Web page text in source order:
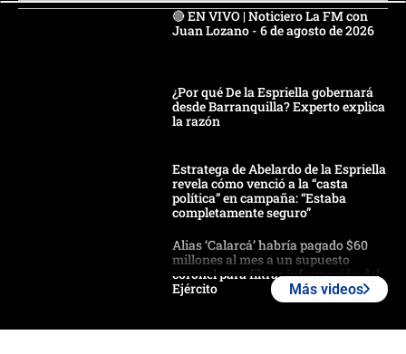
🔴 EN VIVO | Noticiero La FM con
Juan Lozano - 6 de agosto de 2026
¿Por qué De la Espriella gobernará
desde Barranquilla? Experto explica
la razón
Estratega de Abelardo de la Espriella
revela cómo venció a la “casta
política” en campaña: “Estaba
completamente seguro”
Alias ‘Calarcá’ habría pagado $60
millones al mes a un supuesto
coronel para filtrar información del
Ejército
Más videos